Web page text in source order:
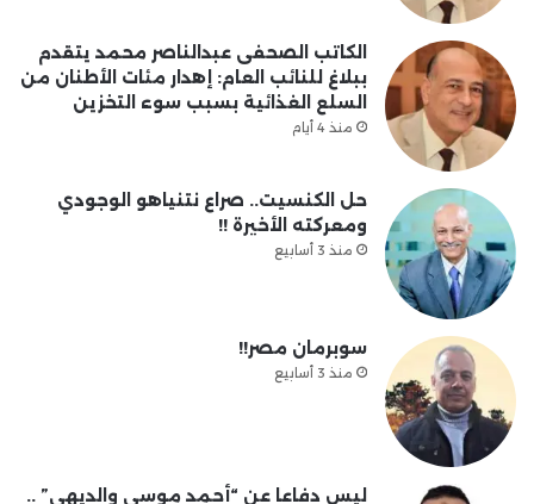
الكاتب الصحفى عبدالناصر محمد يتقدم
ببلاغ للنائب العام: إهدار مئات الأطنان من
السلع الغذائية بسبب سوء التخزين
منذ 4 أيام
حل الكنسيت.. صراع نتنياهو الوجودي
ومعركته الأخيرة !!
منذ 3 أسابيع
سوبرمان مصر!!
منذ 3 أسابيع
ليس دفاعا عن “أحمد موسى والديهي” ..